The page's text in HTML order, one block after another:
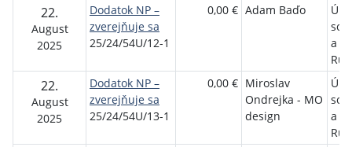
22.
August
2025
Dodatok NP –
zverejňuje sa
25/24/54U/12-1
0,00 € Adam Baďo
a
22.
August
2025
Dodatok NP –
zverejňuje sa
25/24/54U/13-1
0,00 € Miroslav
Ondrejka - MO
design
a